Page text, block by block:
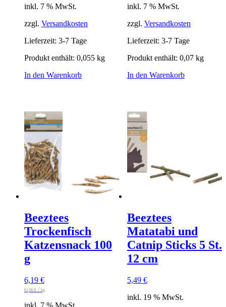
inkl. 7 % MwSt.
zzgl. Versandkosten
Lieferzeit: 3-7 Tage
Produkt enthält: 0,055 kg
In den Warenkorb
inkl. 7 % MwSt.
zzgl. Versandkosten
Lieferzeit: 3-7 Tage
Produkt enthält: 0,07 kg
In den Warenkorb
Beeztees
Trockenfisch
Katzensnack 100
g
6,19 €
61,90 € / kg
inkl. 7 % MwSt.
Beeztees
Matatabi und
Catnip Sticks 5 St.
12 cm
5,49 €
inkl. 19 % MwSt.